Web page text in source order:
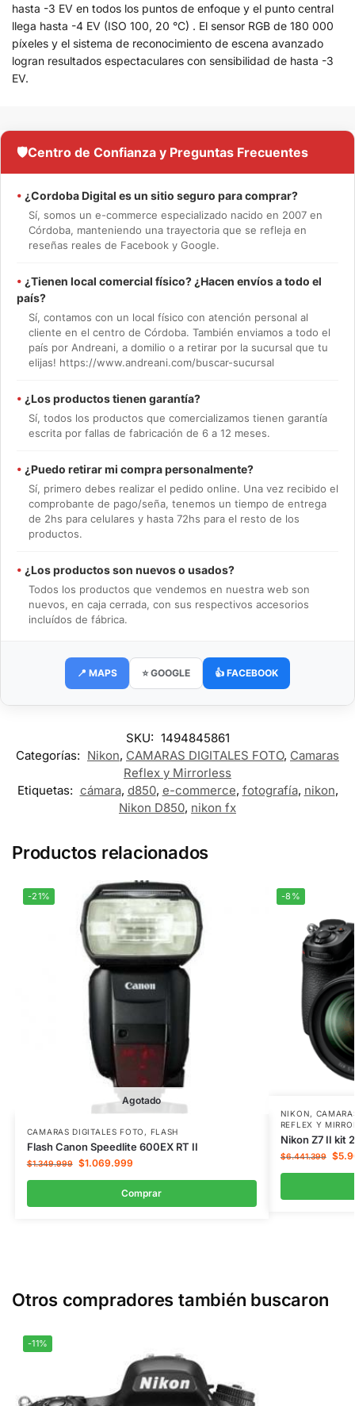
hasta -3 EV en todos los puntos de enfoque y el punto central
llega hasta -4 EV (ISO 100, 20 °C) . El sensor RGB de 180 000
píxeles y el sistema de reconocimiento de escena avanzado
logran resultados espectaculares con sensibilidad de hasta -3
EV.
🛡️Centro de Confianza y Preguntas Frecuentes
• ¿Cordoba Digital es un sitio seguro para comprar?
Sí, somos un e-commerce especializado nacido en 2007 en
Córdoba, manteniendo una trayectoria que se refleja en
reseñas reales de Facebook y Google.
• ¿Tienen local comercial físico? ¿Hacen envíos a todo el
país?
Sí, contamos con un local físico con atención personal al
cliente en el centro de Córdoba. También enviamos a todo el
país por Andreani, a domilio o a retirar por la sucursal que tu
elijas! https://www.andreani.com/buscar-sucursal
• ¿Los productos tienen garantía?
Sí, todos los productos que comercializamos tienen garantía
escrita por fallas de fabricación de 6 a 12 meses.
• ¿Puedo retirar mi compra personalmente?
Sí, primero debes realizar el pedido online. Una vez recibido el
comprobante de pago/seña, tenemos un tiempo de entrega
de 2hs para celulares y hasta 72hs para el resto de los
productos.
• ¿Los productos son nuevos o usados?
Todos los productos que vendemos en nuestra web son
nuevos, en caja cerrada, con sus respectivos accesorios
incluídos de fábrica.
📍 MAPS ⭐ GOOGLE 👍 FACEBOOK
SKU: 1494845861
Categorías: Nikon, CAMARAS DIGITALES FOTO, Camaras
Reflex y Mirrorless
Etiquetas: cámara, d850, e-commerce, fotografía, nikon,
Nikon D850, nikon fx
Productos relacionados
-21%
Agotado
CAMARAS DIGITALES FOTO , FLASH
Flash Canon Speedlite 600EX RT II
$1.349.999 $1.069.999
Comprar
-8%
NIKON,
REFLEX Y
Nikon Z7 II kit
$6.441.399 $
Otros compradores también buscaron
-11%